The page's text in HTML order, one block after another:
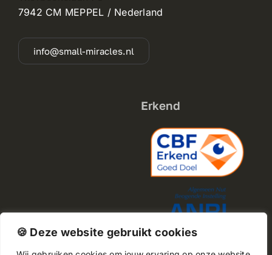
🍪 Deze website gebruikt cookies
7942 CM MEPPEL / Nederland
info@small-miracles.nl
Erkend